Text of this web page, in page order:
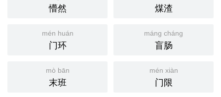
懵然 煤渣
mén huán
门环
máng cháng
盲肠
mò bān
末班
mén xiàn
门限